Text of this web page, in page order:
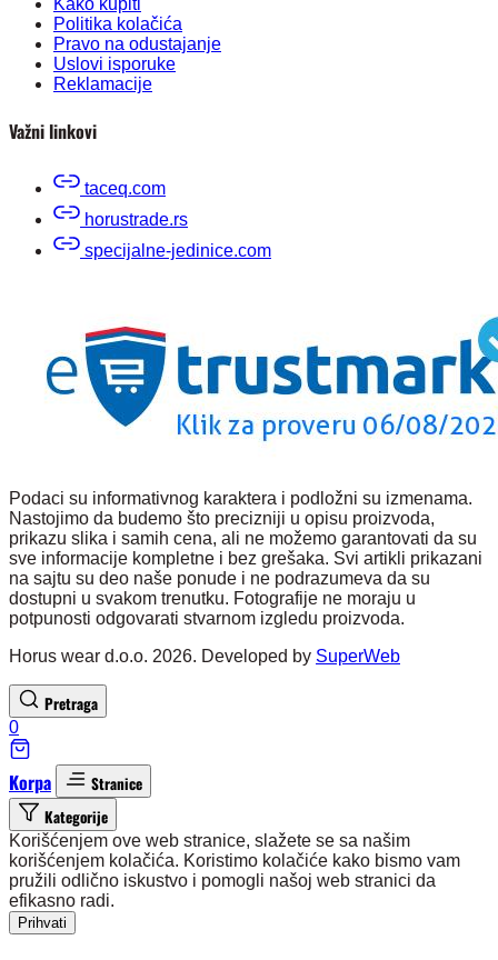
Kako kupiti
Politika kolačića
Pravo na odustajanje
Uslovi isporuke
Reklamacije
Važni linkovi
taceq.com
horustrade.rs
specijalne-jedinice.com
Podaci su informativnog karaktera i podložni su izmenama.
Nastojimo da budemo što precizniji u opisu proizvoda,
prikazu slika i samih cena, ali ne možemo garantovati da su
sve informacije kompletne i bez grešaka. Svi artikli prikazani
na sajtu su deo naše ponude i ne podrazumeva da su
dostupni u svakom trenutku. Fotografije ne moraju u
potpunosti odgovarati stvarnom izgledu proizvoda.
Horus wear d.o.o. 2026. Developed by SuperWeb
Pretraga
0
Korpa
Stranice
Kategorije
Korišćenjem ove web stranice, slažete se sa našim
korišćenjem kolačića. Koristimo kolačiće kako bismo vam
pružili odlično iskustvo i pomogli našoj web stranici da
efikasno radi.
Prihvati